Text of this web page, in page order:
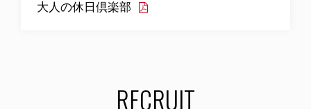
大人の休日倶楽部
RECRUIT